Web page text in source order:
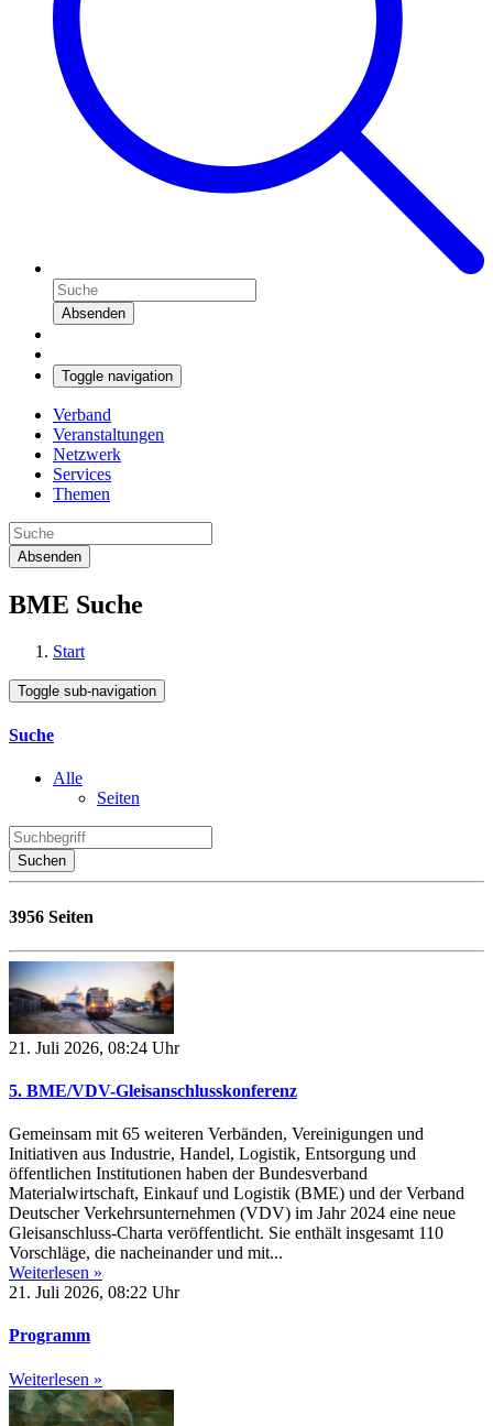
Absenden
Toggle navigation
Verband
Veranstaltungen
Netzwerk
Services
Themen
Absenden
BME Suche
Start
Toggle sub-navigation
Suche
Alle
Seiten
Suchen
3956 Seiten
21. Juli 2026, 08:24 Uhr
5. BME/VDV-Gleisanschlusskonferenz
Gemeinsam mit 65 weiteren Verbänden, Vereinigungen und
Initiativen aus Industrie, Handel, Logistik, Entsorgung und
öffentlichen Institutionen haben der Bundesverband
Materialwirtschaft, Einkauf und Logistik (BME) und der Verband
Deutscher Verkehrsunternehmen (VDV) im Jahr 2024 eine neue
Gleisanschluss-Charta veröffentlicht. Sie enthält insgesamt 110
Vorschläge, die nacheinander und mit...
Weiterlesen »
21. Juli 2026, 08:22 Uhr
Programm
Weiterlesen »